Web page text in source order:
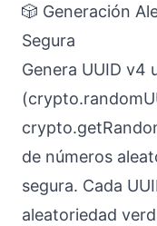
🎲 Generación
Segura
Genera UUID v4
de números
segura. Cada
aleatoriedad